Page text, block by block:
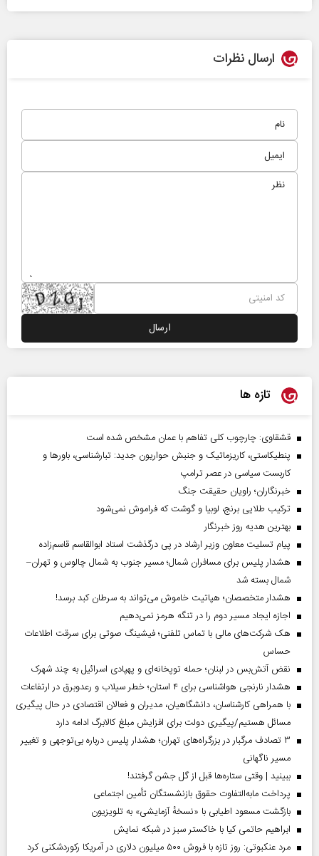
ارسال نظرات
تازه ها
قشقاوی: چارچوب کلی تفاهم با عمان مشخص شده است
پنطیکاستی، کاریزماتیک و جنبش حواریون جدید: تبارشناسی، باور‌ها و
کاربست سیاسی در عصر ترامپ
خبرنگاران؛ راویان حقیقت جنگ
ترکیب طلایی برنج، لوبیا و گوشت که فراموش نمی‌شود
بهترین هدیه روز خبرنگار
پیام تسلیت معاون وزیر ارشاد در پی درگذشت استاد ابوالقاسم قاسم‌زاده
هشدار پلیس برای مسافران شمال؛ مسیر جنوب به شمال چالوس و تهران–
شمال بسته شد
هشدار متخصصان؛ هپاتیت خاموش می‌تواند به سرطان کبد برسد!
اجازه ایجاد مسیر دوم را در تنگه هرمز نمی‌دهیم
هک شرکت‌های مالی با تماس تلفنی؛ فیشینگ صوتی برای سرقت اطلاعات
حساس
نقض آتش‌بس در لبنان؛ حمله توپخانه‌ای و پهپادی اسرائیل به چند شهرک
هشدار نارنجی هواشناسی برای ۴ استان؛ خطر سیلاب و رعدوبرق در ارتفاعات
با همراهی کارشناسان، دانشگاهیان، مدیران و فعالان اقتصادی در حال پیگیری
مسائل هستیم/پیگیری دولت برای افزایش مبلغ کالابرگ ادامه دارد
۳ تصادف مرگبار در بزرگراه‌های تهران؛ هشدار پلیس درباره بی‌توجهی و تغییر
مسیر ناگهانی
ببینید | وقتی ستاره‌ها قبل از گل جشن گرفتند!
پرداخت مابه‌التفاوت حقوق بازنشستگان تأمین اجتماعی
بازگشت مسعود اطیابی با «نسخهٔ آزمایشی» به تلویزیون
ابراهیم حاتمی کیا با خاکستر سبز در شبکه نمایش
مرد عنکبوتی: روز تازه با فروش ۵۰۰ میلیون دلاری در آمریکا رکوردشکنی کرد